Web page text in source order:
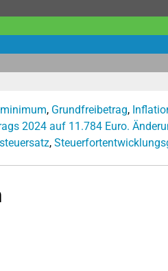
, Grundfreibetrag,
2024 auf 11.784 Euro.
,